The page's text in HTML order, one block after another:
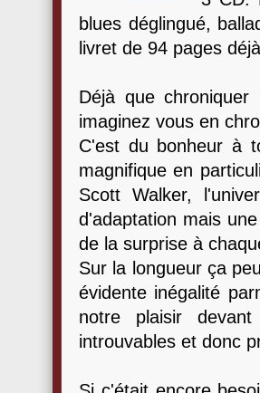
blues déglingué,
livret de 94 pages
Déjà que
imaginez vous en
C'est du bonheur à
magnifique en
Scott Walker,
d'adaptation mais
de la surprise à
Sur la longueur ça
évidente inégalité
notre plaisir
introuvables et donc